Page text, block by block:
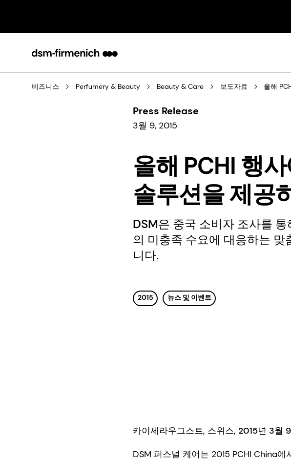
비즈니스 Perfumery & Beauty Beauty & Care 보도자료 올해
Press Release
3월 9, 2015
올해 PCHI 행
솔루션을 제공
DSM은 중국 소비자 조사를
의 미충족 수요에 대응하는
니다.
2015 뉴스 및 이벤트
카이세라우그스트, 스위스, 2015년 3월
DSM 퍼스널 케어는 2015 PCHI China